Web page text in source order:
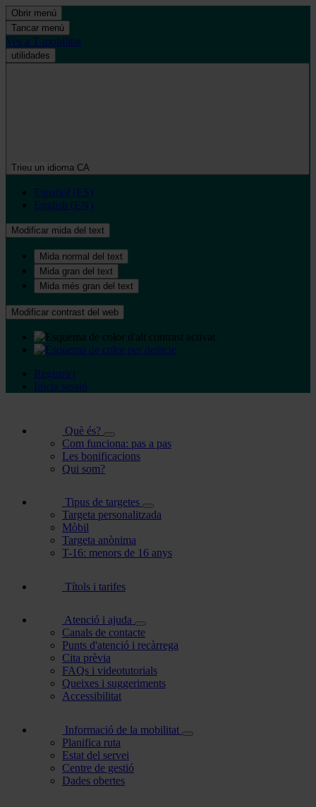
Obrir menú
Tancar menú
Ves a T-mobilitat
utilidades
Trieu un idioma CA
Español (ES)
English (EN)
Modificar mida del text
Mida normal del text
Mida gran del text
Mida més gran del text
Modificar contrast del web
Registra't
Inicia sessió
Què és?
Com funciona: pas a pas
Les bonificacions
Qui som?
Tipus de targetes
Targeta personalitzada
Mòbil
Targeta anònima
T-16: menors de 16 anys
Títols i tarifes
Atenció i ajuda
Canals de contacte
Punts d'atenció i recàrrega
Cita prèvia
FAQs i videotutorials
Queixes i suggeriments
Accessibilitat
Informació de la mobilitat
Planifica ruta
Estat del servei
Centre de gestió
Dades obertes